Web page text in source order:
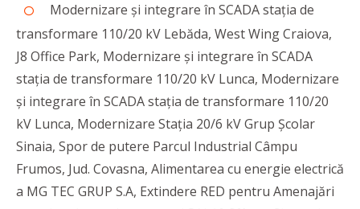
Modernizare și integrare în SCADA stația de
transformare 110/20 kV Lebăda, West Wing Craiova,
J8 Office Park, Modernizare și integrare în SCADA
stația de transformare 110/20 kV Lunca, Modernizare
și integrare în SCADA stația de transformare 110/20
kV Lunca, Modernizare Stația 20/6 kV Grup Școlar
Sinaia, Spor de putere Parcul Industrial Câmpu
Frumos, Jud. Covasna, Alimentarea cu energie electrică
a MG TEC GRUP S.A, Extindere RED pentru Amenajări